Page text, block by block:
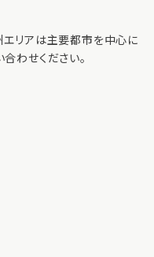
エリアは主要都市を中心に
わせください。